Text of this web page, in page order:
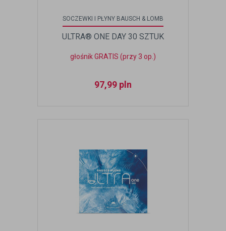
SOCZEWKI I PŁYNY BAUSCH & LOMB
ULTRA® ONE DAY 30 SZTUK
głośnik GRATIS (przy 3 op.)
97,99 pln